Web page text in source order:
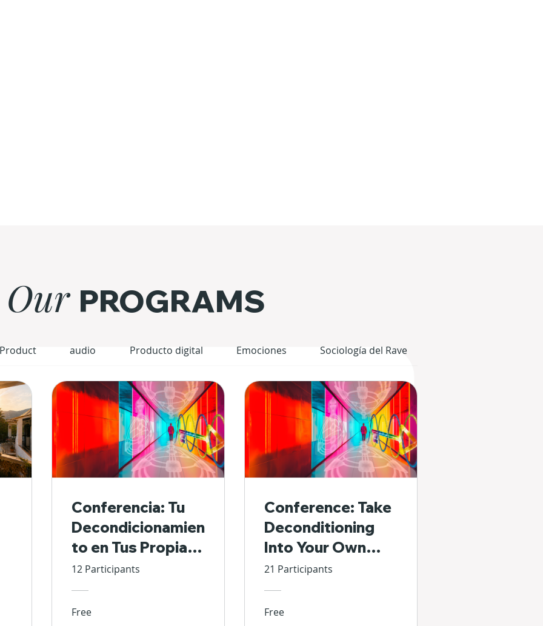
Our PROGRAMS
audio Producto digital Emociones Sociología del Rave
Conferencia: Tu
Decondicionamien
to en Tus Propias
Manos
12 Participants
Free
Conference: Take
Deconditioning
Into Your Own
Hands
21 Participants
Free